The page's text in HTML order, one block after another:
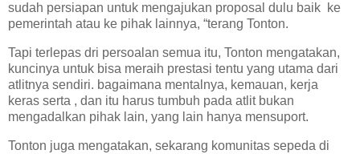
sudah persiapan untuk mengajukan proposal dulu baik ke
pemerintah atau ke pihak lainnya, “terang Tonton.
Tapi terlepas dri persoalan semua itu, Tonton mengatakan,
kuncinya untuk bisa meraih prestasi tentu yang utama dari
atlitnya sendiri. bagaimana mentalnya, kemauan, kerja
keras serta , dan itu harus tumbuh pada atlit bukan
mengadalkan pihak lain, yang lain hanya mensuport.
Tonton juga mengatakan, sekarang komunitas sepeda di